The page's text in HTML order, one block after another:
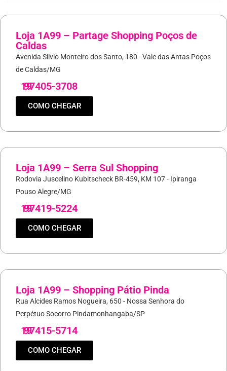
Loja 1A99 – Partage Shopping Poços de
Caldas
Avenida Silvio Monteiro dos Santo, 180 - Vale das Antas Poços
de Caldas/MG
19
97405-3708
COMO CHEGAR
Loja 1A99 – Serra Sul Shopping
Rodovia Juscelino Kubitscheck BR-459, KM 107 - Ipiranga
Pouso Alegre/MG
19
97419-5224
COMO CHEGAR
Loja 1A99 – Shopping Pátio Pinda
Rua Alcides Ramos Nogueira, 650 - Nossa Senhora do
Perpétuo Socorro Pindamonhangaba/SP
19
97415-5714
COMO CHEGAR